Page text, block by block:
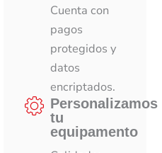
Cuenta con
pagos
protegidos y
datos
encriptados.
Personalizamos
tu
equipamento